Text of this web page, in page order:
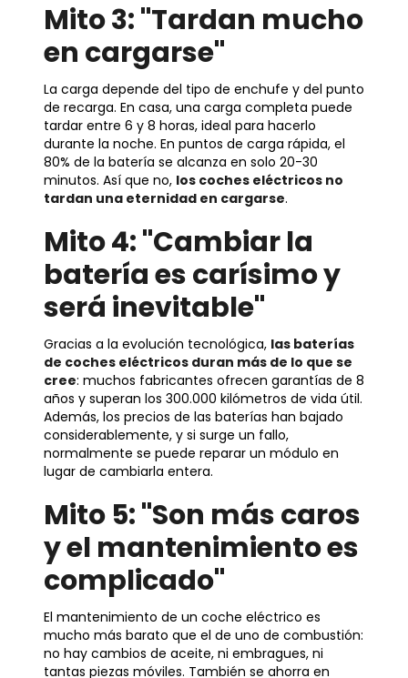
Mito 3: "Tardan mucho
en cargarse"
La carga depende del tipo de enchufe y del punto
de recarga. En casa, una carga completa puede
tardar entre 6 y 8 horas, ideal para hacerlo
durante la noche. En puntos de carga rápida, el
80% de la batería se alcanza en solo 20-30
minutos. Así que no, los coches eléctricos no
tardan una eternidad en cargarse.
Mito 4: "Cambiar la
batería es carísimo y
será inevitable"
Gracias a la evolución tecnológica, las baterías
de coches eléctricos duran más de lo que se
cree: muchos fabricantes ofrecen garantías de 8
años y superan los 300.000 kilómetros de vida útil.
Además, los precios de las baterías han bajado
considerablemente, y si surge un fallo,
normalmente se puede reparar un módulo en
lugar de cambiarla entera.
Mito 5: "Son más caros
y el mantenimiento es
complicado"
El mantenimiento de un coche eléctrico es
mucho más barato que el de uno de combustión:
no hay cambios de aceite, ni embragues, ni
tantas piezas móviles. También se ahorra en